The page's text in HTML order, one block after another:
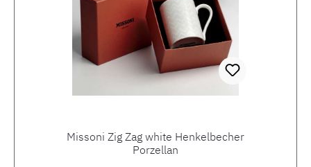
Missoni Zig Zag white Henkelbecher
Porzellan